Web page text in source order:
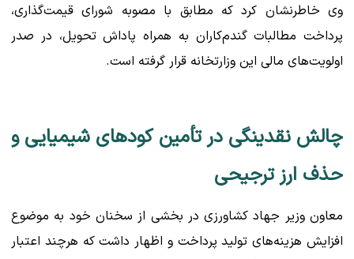
وی خاطرنشان کرد که مطابق با مصوبه شورای قیمت‌گذاری،
پرداخت مطالبات گندم‌کاران به همراه پاداش تحویل، در صدر
اولویت‌های مالی این وزارتخانه قرار گرفته است.
چالش نقدینگی در تأمین کودهای شیمیایی و
حذف ارز ترجیحی
معاون وزیر جهاد کشاورزی در بخشی از سخنان خود به موضوع
افزایش هزینه‌های تولید پرداخت و اظهار داشت که هرچند اعتبار